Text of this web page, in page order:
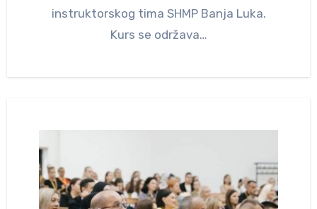
instruktorskog tima SHMP Banja Luka.
Kurs se održava…